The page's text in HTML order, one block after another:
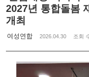
2027년 통합돌봄
개최
여성연합 2026.04.30 조회